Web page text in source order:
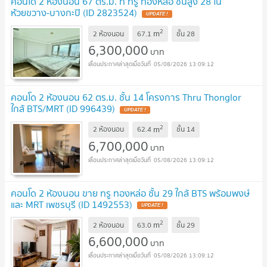
ห้วยขวาง-บางกะปิ (ID 2823524) UPDATE !
2 ห้องนอน 67.1 m2 ชั้น28
6,300,000 บาท
05/08/2026 13:09:12
คอนโด 2 ห้องนอน 62 ตร.ม. ชั้น 14 โครงการ Thru Thonglor
ใกล้ BTS/MRT (ID 996439) UPDATE !
2 ห้องนอน 62.4 m2 ชั้น 14
6,700,000 บาท
05/08/2026 13:09:12
คอนโด 2 ห้องนอน ขาย ทรู ทองหล่อ ชั้น 29 ใกล้ BTS พร้อมพงษ์
และ MRT เพชรบุรี (ID 1492553) UPDATE !
2 ห้องนอน 63.0 m2 ชั้น29
6,600,000 บาท
05/08/2026 13:09:12